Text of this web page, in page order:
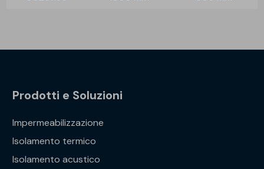
Prodotti e Soluzioni
Impermeabilizzazione
Isolamento termico
Isolamento acustico